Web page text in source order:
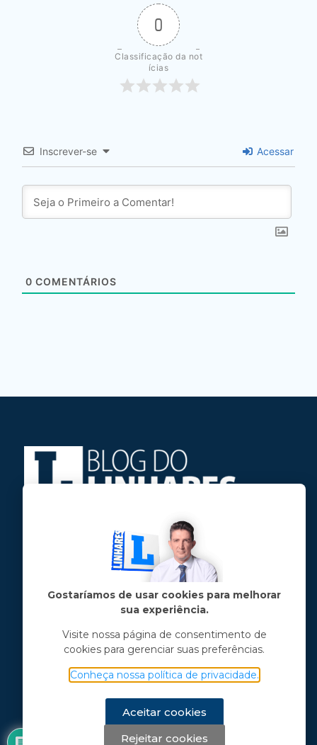
0
Classificação da not
ícias
Inscrever-se Acessar
0 COMENTÁRIOS
Jose Linhares Jr é maranhense.
Formado em Jornalismo, estudou filosofia
e tem pós-graduações em ciência política
e marketing político.
Menu principal
Notícias
Opinião
Chama o Linhares
Gostaríamos de usar cookies para melhorar
sua experiência.
Visite nossa página de consentimento de
cookies para gerenciar suas preferências.
Conheça nossa política de privacidade.
Aceitar cookies
Rejeitar cookies